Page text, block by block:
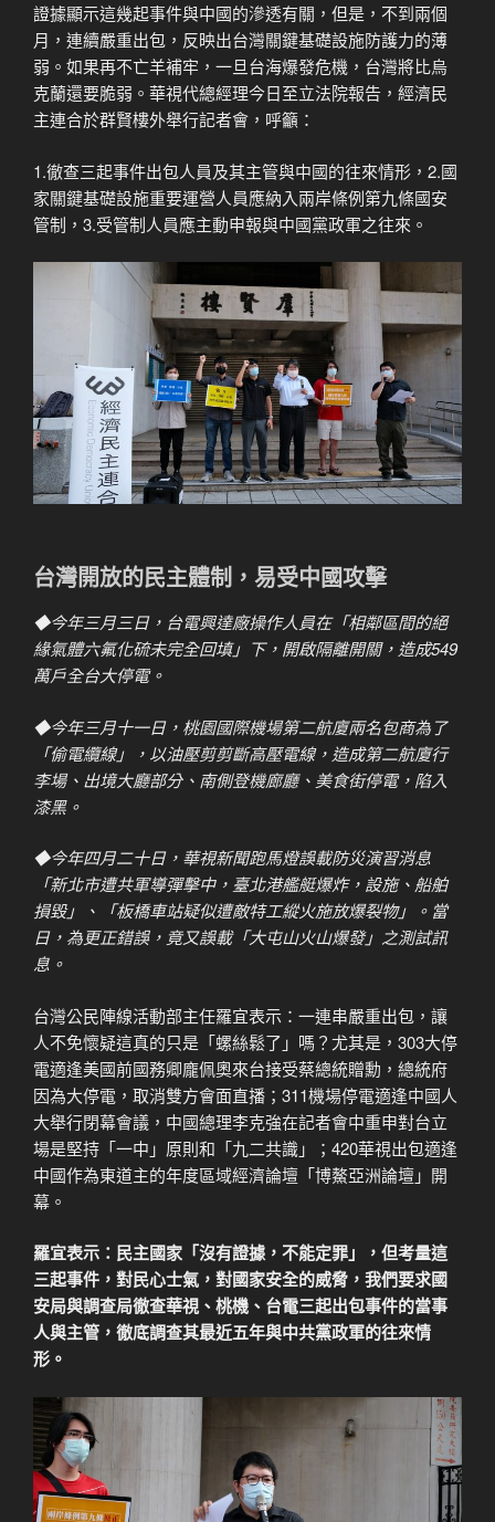
證據顯示這幾起事件與中國的滲透有關，但是，不到兩個
月，連續嚴重出包，反映出台灣關鍵基礎設施防護力的薄
弱。如果再不亡羊補牢，一旦台海爆發危機，台灣將比烏
克蘭還要脆弱。華視代總經理今日至立法院報告，經濟民
主連合於群賢樓外舉行記者會，呼籲：
1.徹查三起事件出包人員及其主管與中國的往來情形，2.國
家關鍵基礎設施重要運營人員應納入兩岸條例第九條國安
管制，3.受管制人員應主動申報與中國黨政軍之往來。
台灣開放的民主體制，易受中國攻擊
◆今年三月三日，台電興達廠操作人員在「相鄰區間的絕
緣氣體六氟化硫未完全回填」下，開啟隔離開關，造成549
萬戶全台大停電。
◆今年三月十一日，桃園國際機場第二航廈兩名包商為了
「偷電纜線」，以油壓剪剪斷高壓電線，造成第二航廈行
李場、出境大廳部分、南側登機廊廳、美食街停電，陷入
漆黑。
◆今年四月二十日，華視新聞跑馬燈誤載防災演習消息
「新北市遭共軍導彈擊中，臺北港艦艇爆炸，設施、船舶
損毀」、「板橋車站疑似遭敵特工縱火施放爆裂物」。當
日，為更正錯誤，竟又誤載「大屯山火山爆發」之測試訊
息。
台灣公民陣線活動部主任羅宜表示：一連串嚴重出包，讓
人不免懷疑這真的只是「螺絲鬆了」嗎？尤其是，303大停
電適逢美國前國務卿龐佩奧來台接受蔡總統贈勳，總統府
因為大停電，取消雙方會面直播；311機場停電適逢中國人
大舉行閉幕會議，中國總理李克強在記者會中重申對台立
場是堅持「一中」原則和「九二共識」；420華視出包適逢
中國作為東道主的年度區域經濟論壇「博鰲亞洲論壇」開
幕。
羅宜表示：民主國家「沒有證據，不能定罪」，但考量這
三起事件，對民心士氣，對國家安全的威脅，我們要求國
安局與調查局徹查華視、桃機、台電三起出包事件的當事
人與主管，徹底調查其最近五年與中共黨政軍的往來情
形。